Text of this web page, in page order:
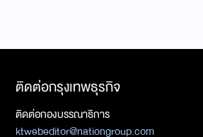
ติดต่อกรุงเทพธุรกิจ
ติดต่อกองบรรณาธิการ
ktwebeditor@nationgroup.com